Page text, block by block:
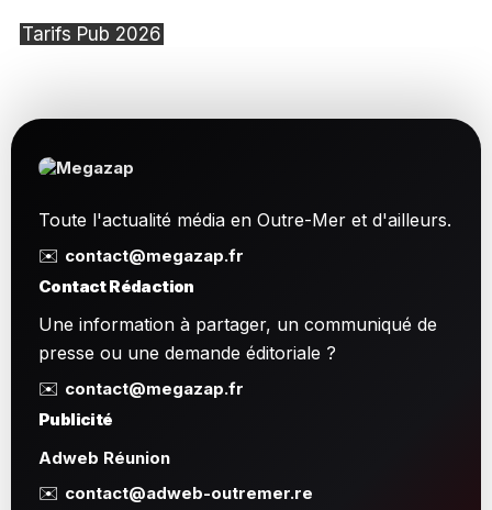
Tarifs Pub 2026
Toute l'actualité média en Outre-Mer et d'ailleurs.
✉️ contact@megazap.fr
Contact Rédaction
Une information à partager, un communiqué de
presse ou une demande éditoriale ?
✉️ contact@megazap.fr
Publicité
Adweb Réunion
✉️ contact@adweb-outremer.re